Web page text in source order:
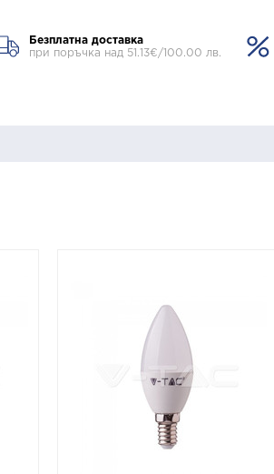
Безплатна доставка
при поръчка над 51.13€/100.00 лв.